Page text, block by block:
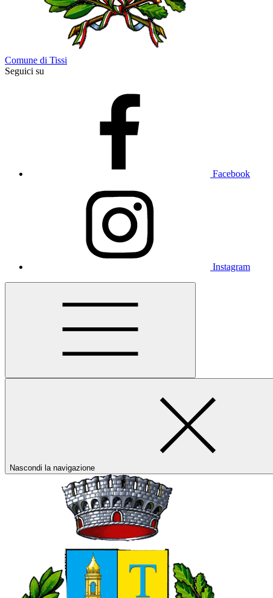
Comune di Tissi
Seguici su
Facebook
Instagram
Nascondi la navigazione